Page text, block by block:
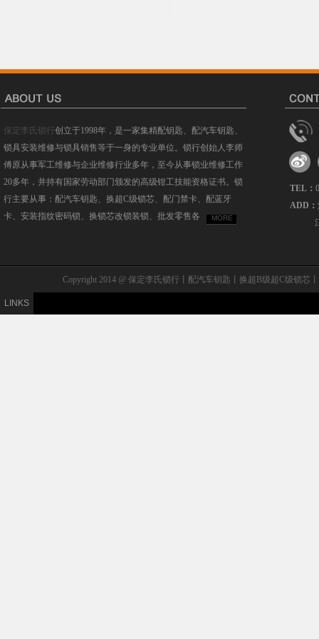
保定李氏锁行创立于1998年，是一家集精配钥匙、配汽车钥匙、
锁具安装维修与锁具销售等于一身的专业单位。锁行创始人李师
傅原从事军工维修与企业维修行业多年，至今从事锁业维修工作
20多年，并持有国家劳动部门颁发的高级钳工技能资格证书。锁
行主要从事：配汽车钥匙、换超C级锁芯、配门禁卡、配蓝牙
卡、安装指纹密码锁、换锁芯改锁装锁、批发零售各
MORE
TEL：
ADD：
Copyright 2014 @ 保定李氏锁行丨配汽车钥匙丨换超B级超C级锁
LINKS